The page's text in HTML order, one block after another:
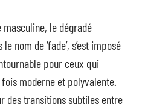
masculine, le dégradé
nom de ‘fade’, s’est imposé
pour ceux qui
moderne et polyvalente.
des transitions subtiles entre